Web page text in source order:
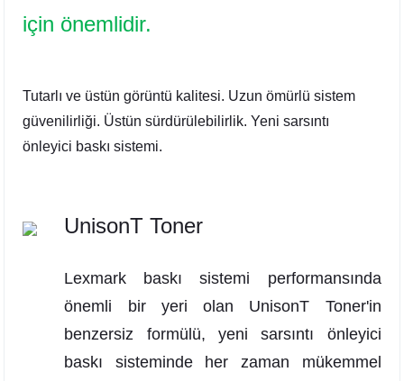
için önemlidir.
Tutarlı ve üstün görüntü kalitesi. Uzun ömürlü sistem
güvenilirliği. Üstün sürdürülebilirlik. Yeni sarsıntı
önleyici baskı sistemi.
UnisonT Toner
Lexmark baskı sistemi performansında
önemli bir yeri olan UnisonT Toner'in
benzersiz formülü, yeni sarsıntı önleyici
baskı sisteminde her zaman mükemmel